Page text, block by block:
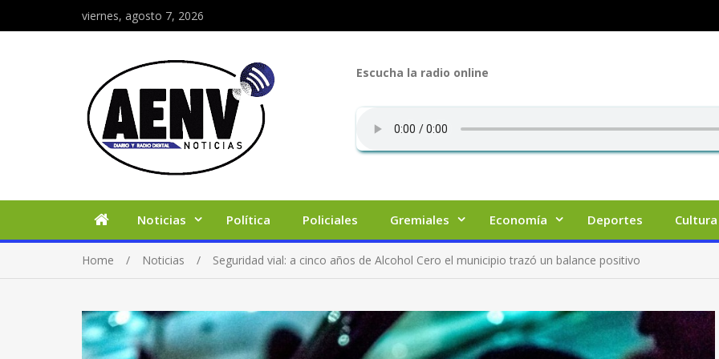
viernes, agosto 7, 2026
Escucha la radio online
Noticias Política Policiales Gremiales Economía Deportes Cultura
Home Noticias Seguridad vial: a cinco años de Alcohol Cero el municipio trazó un balance positivo